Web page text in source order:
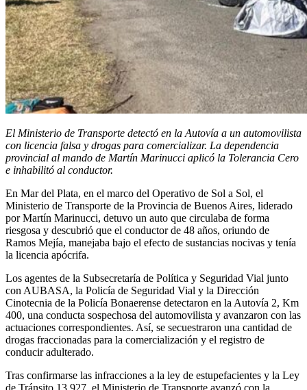
El Ministerio de Transporte detectó en la Autovía a un automovilista
con licencia falsa y drogas para comercializar. La dependencia
provincial al mando de Martín Marinucci aplicó la Tolerancia Cero
e inhabilitó al conductor.
En Mar del Plata, en el marco del Operativo de Sol a Sol, el
Ministerio de Transporte de la Provincia de Buenos Aires, liderado
por Martín Marinucci, detuvo un auto que circulaba de forma
riesgosa y descubrió que el conductor de 48 años, oriundo de
Ramos Mejía, manejaba bajo el efecto de sustancias nocivas y tenía
la licencia apócrifa.
Los agentes de la Subsecretaría de Política y Seguridad Vial junto
con AUBASA, la Policía de Seguridad Vial y la Dirección
Cinotecnia de la Policía Bonaerense detectaron en la Autovía 2, Km
400, una conducta sospechosa del automovilista y avanzaron con las
actuaciones correspondientes. Así, se secuestraron una cantidad de
drogas fraccionadas para la comercialización y el registro de
conducir adulterado.
Tras confirmarse las infracciones a la ley de estupefacientes y la Ley
de Tránsito 13.927, el Ministerio de Transporte avanzó con la